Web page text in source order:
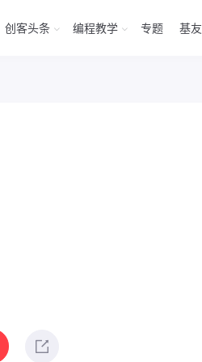
创客头条 编程教学 专题 基友